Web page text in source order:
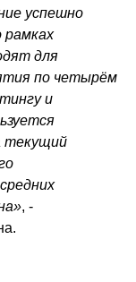
успешно
рамках
для
по четырём
и
текущий
, -